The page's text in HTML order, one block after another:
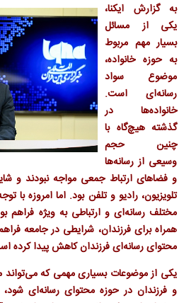
به گزارش ایکنا،
یکی از مسائل
بسیار مهم مربوط
به حوزه خانواده،
موضوع سواد
رسانه‌ای است.
خانواده‌ها در
گذشته هیچ‌گاه با
چنین حجم
وسیعی از رسانه‌ها
و فضاهای ارتباط جمعی مواجه نبودند و
تلویزیون، رادیو و تلفن بود. اما امروزه با
مختلف رسانه‌ای و ارتباطی به ویژه فراهم
همراه برای فرزندان، شرایطی در جامعه
محتوای رسانه‌ای فرزندان کاهش پیدا کرده
یکی از موضوعات بسیاری مهمی که
و فرزندان در حوزه محتوای رسانه‌ای